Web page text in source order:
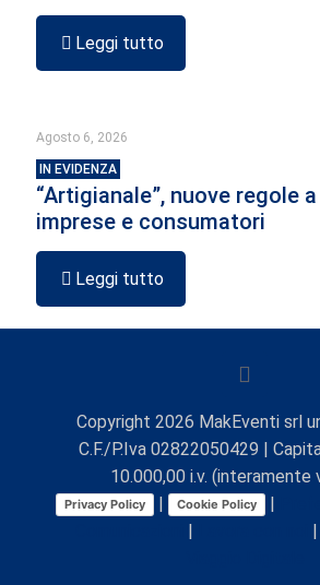
Leggi tutto
Agosto 6, 2026
IN EVIDENZA
“Artigianale”, nuove regole
imprese e consumatori
Leggi tutto
Copyright 2026 MakEventi srl
C.F./P.Iva 02822050429 |
10.000,00 i.v. (interamente
Privacy Policy | Cookie Policy |
|